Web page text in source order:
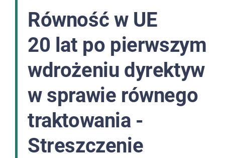
Równość w UE
20 lat po pierwszym
wdrożeniu dyrektyw
w sprawie równego
traktowania -
Streszczenie